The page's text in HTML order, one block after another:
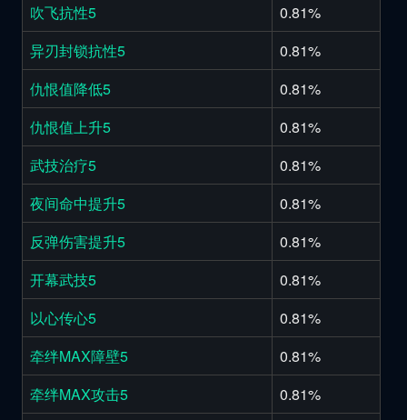
吹飞抗性5
0.81%
异刃封锁抗性5
0.81%
仇恨值降低5
0.81%
仇恨值上升5
0.81%
武技治疗5
0.81%
夜间命中提升5
0.81%
反弹伤害提升5
0.81%
开幕武技5
0.81%
以心传心5
0.81%
牵绊MAX障壁5
0.81%
牵绊MAX攻击5
0.81%